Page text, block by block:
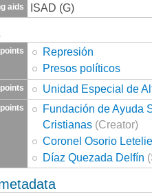
aids ISAD (G)
Represión
Presos políticos
Unidad Especial de
Fundación de Ayuda
Cristianas (Creator)
Coronel Osorio
Díaz Quezada Delfín